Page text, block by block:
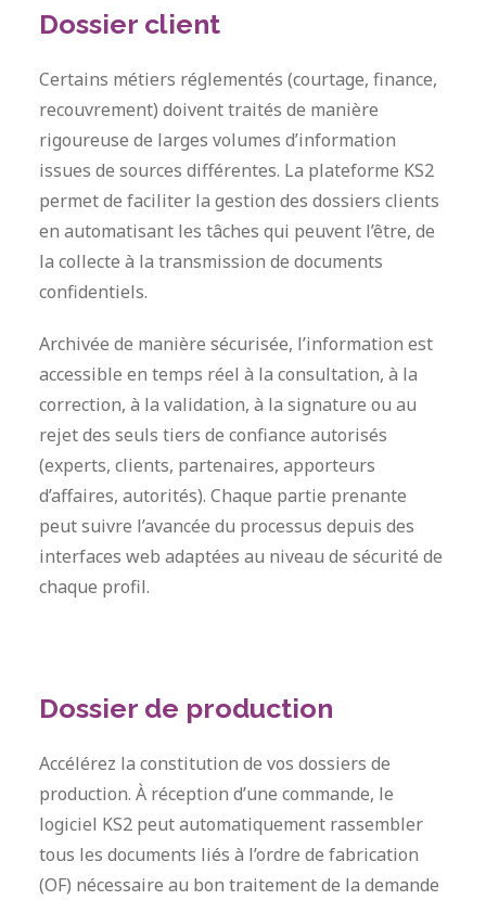
Dossier client
Certains métiers réglementés (courtage, finance,
recouvrement) doivent traités de manière
rigoureuse de larges volumes d’information
issues de sources différentes. La plateforme KS2
permet de faciliter la gestion des dossiers clients
en automatisant les tâches qui peuvent l’être, de
la collecte à la transmission de documents
confidentiels.
Archivée de manière sécurisée, l’information est
accessible en temps réel à la consultation, à la
correction, à la validation, à la signature ou au
rejet des seuls tiers de confiance autorisés
(experts, clients, partenaires, apporteurs
d’affaires, autorités). Chaque partie prenante
peut suivre l’avancée du processus depuis des
interfaces web adaptées au niveau de sécurité de
chaque profil.
Dossier de production
Accélérez la constitution de vos dossiers de
production. À réception d’une commande, le
logiciel KS2 peut automatiquement rassembler
tous les documents liés à l’ordre de fabrication
(OF) nécessaire au bon traitement de la demande